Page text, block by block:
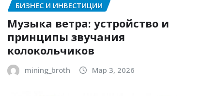
БИЗНЕС И ИНВЕСТИЦИИ
Музыка ветра: устройство и
принципы звучания
колокольчиков
mining_broth Мар 3, 2026